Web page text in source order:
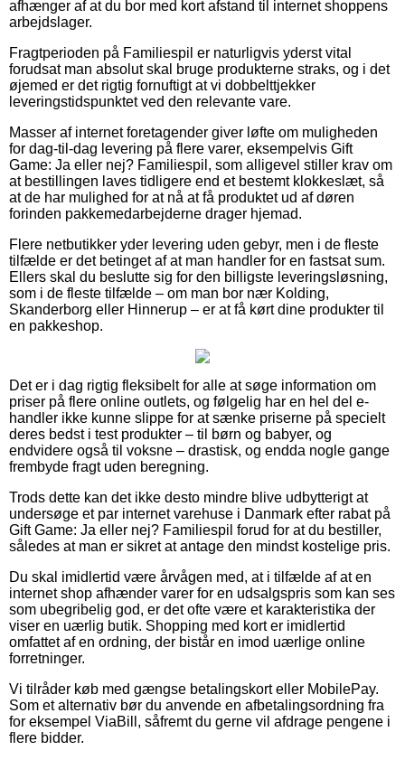
afhænger af at du bor med kort afstand til internet shoppens
arbejdslager.
Fragtperioden på Familiespil er naturligvis yderst vital
forudsat man absolut skal bruge produkterne straks, og i det
øjemed er det rigtig fornuftigt at vi dobbelttjekker
leveringstidspunktet ved den relevante vare.
Masser af internet foretagender giver løfte om muligheden
for dag-til-dag levering på flere varer, eksempelvis Gift
Game: Ja eller nej? Familiespil, som alligevel stiller krav om
at bestillingen laves tidligere end et bestemt klokkeslæt, så
at de har mulighed for at nå at få produktet ud af døren
forinden pakkemedarbejderne drager hjemad.
Flere netbutikker yder levering uden gebyr, men i de fleste
tilfælde er det betinget af at man handler for en fastsat sum.
Ellers skal du beslutte sig for den billigste leveringsløsning,
som i de fleste tilfælde – om man bor nær Kolding,
Skanderborg eller Hinnerup – er at få kørt dine produkter til
en pakkeshop.
Det er i dag rigtig fleksibelt for alle at søge information om
priser på flere online outlets, og følgelig har en hel del e-
handler ikke kunne slippe for at sænke priserne på specielt
deres bedst i test produkter – til børn og babyer, og
endvidere også til voksne – drastisk, og endda nogle gange
frembyde fragt uden beregning.
Trods dette kan det ikke desto mindre blive udbytterigt at
undersøge et par internet varehuse i Danmark efter rabat på
Gift Game: Ja eller nej? Familiespil forud for at du bestiller,
således at man er sikret at antage den mindst kostelige pris.
Du skal imidlertid være årvågen med, at i tilfælde af at en
internet shop afhænder varer for en udsalgspris som kan ses
som ubegribelig god, er det ofte være et karakteristika der
viser en uærlig butik. Shopping med kort er imidlertid
omfattet af en ordning, der bistår en imod uærlige online
forretninger.
Vi tilråder køb med gængse betalingskort eller MobilePay.
Som et alternativ bør du anvende en afbetalingsordning fra
for eksempel ViaBill, såfremt du gerne vil afdrage pengene i
flere bidder.